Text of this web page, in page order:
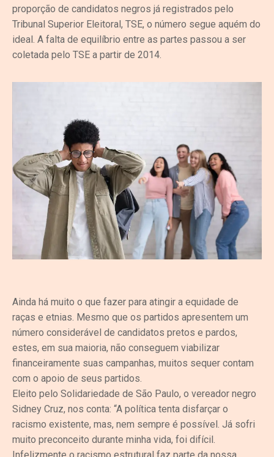
proporção de candidatos negros já registrados pelo
Tribunal Superior Eleitoral, TSE, o número segue aquém do
ideal. A falta de equilíbrio entre as partes passou a ser
coletada pelo TSE a partir de 2014.
Ainda há muito o que fazer para atingir a equidade de
raças e etnias. Mesmo que os partidos apresentem um
número considerável de candidatos pretos e pardos,
estes, em sua maioria, não conseguem viabilizar
financeiramente suas campanhas, muitos sequer contam
com o apoio de seus partidos.
Eleito pelo Solidariedade de São Paulo, o vereador negro
Sidney Cruz, nos conta: “A política tenta disfarçar o
racismo existente, mas, nem sempre é possível. Já sofri
muito preconceito durante minha vida, foi difícil.